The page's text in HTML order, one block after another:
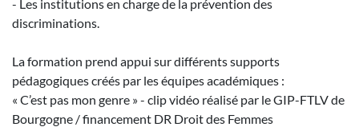
- Les institutions en charge de la prévention des
discriminations.
La formation prend appui sur différents supports
pédagogiques créés par les équipes académiques :
« C’est pas mon genre » - clip vidéo réalisé par le GIP-FTLV de
Bourgogne / financement DR Droit des Femmes